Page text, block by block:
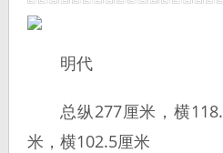
明代
总纵277厘米，横
米，横102.5厘米